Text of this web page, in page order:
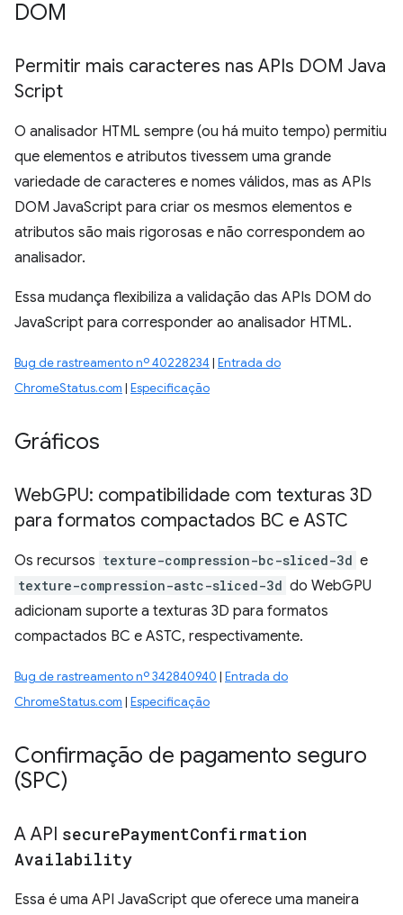
DOM
Permitir mais caracteres nas APIs DOM Java
Script
O analisador HTML sempre (ou há muito tempo) permitiu
que elementos e atributos tivessem uma grande
variedade de caracteres e nomes válidos, mas as APIs
DOM JavaScript para criar os mesmos elementos e
atributos são mais rigorosas e não correspondem ao
analisador.
Essa mudança flexibiliza a validação das APIs DOM do
JavaScript para corresponder ao analisador HTML.
Bug de rastreamento nº 40228234 | Entrada do
ChromeStatus.com | Especificação
Gráficos
WebGPU: compatibilidade com texturas 3D
para formatos compactados BC e ASTC
Os recursos texture-compression-bc-sliced-3d e
texture-compression-astc-sliced-3d do WebGPU
adicionam suporte a texturas 3D para formatos
compactados BC e ASTC, respectivamente.
Bug de rastreamento nº 342840940 | Entrada do
ChromeStatus.com | Especificação
Confirmação de pagamento seguro
(SPC)
A API securePaymentConfirmation
Availability
Essa é uma API JavaScript que oferece uma maneira